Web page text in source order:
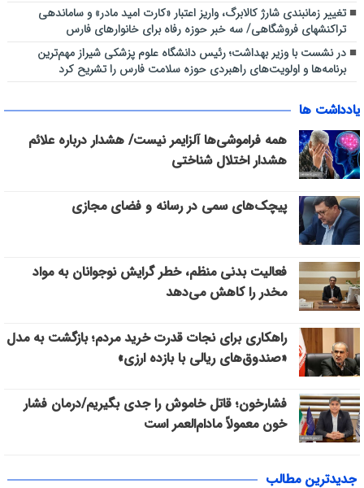
تغییر زمانبندی شارژ کالابرگ، واریز اعتبار «کارت امید مادر» و ساماندهی
تراکنشهای فروشگاهی/ سه خبر حوزه رفاه برای خانوارهای فارس
در نشست با وزیر بهداشت؛ رئیس دانشگاه علوم پزشکی شیراز مهم‌ترین
برنامه‌ها و اولویت‌های راهبردی حوزه سلامت فارس را تشریح کرد
یادداشت ها
همه فراموشی‌ها آلزایمر نیست/ هشدار درباره علائم
هشدار اختلال شناختی
پیچک‌های سمی در رسانه و فضای مجازی
فعالیت بدنی منظم، خطر گرایش نوجوانان به مواد
مخدر را کاهش می‌دهد
راهکاری برای نجات قدرت خرید مردم؛ بازگشت به مدل
«صندوق‌های ریالی با بازده ارزی»
فشارخون؛ قاتل خاموش را جدی بگیریم/درمان فشار
خون معمولاً مادام‌العمر است
جدیدترین مطالب